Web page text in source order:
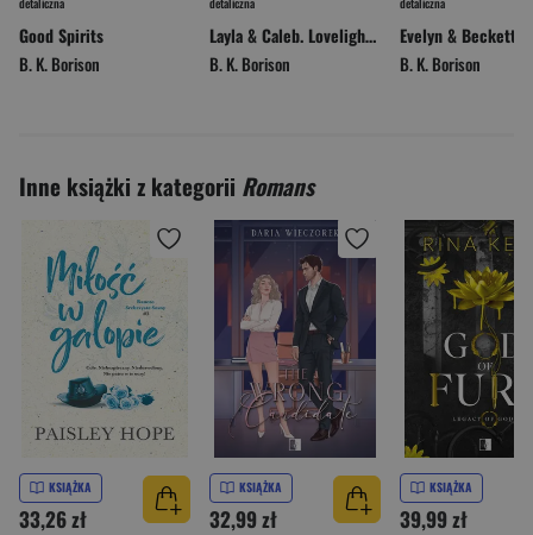
Good Spirits
B. K. Borison
Layla & Caleb. Lovelight Farms. Tom 3
B. K. Borison
B. K. Borison
Inne książki z kategorii Romans
KSIĄŻKA
33,26 zł
KSIĄŻKA
32,99 zł
KSIĄŻKA
39,99 zł